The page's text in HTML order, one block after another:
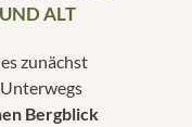
ALT
zunächst
. Unterwegs
Bergblick